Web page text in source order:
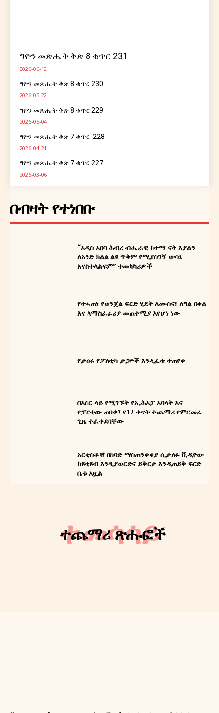
ግዮን መጽሔት ቅጽ 8 ቁጥር 231
2026-06-12
ግዮን መጽሔት ቅጽ 8 ቁጥር 230
2026-05-22
ግዮን መጽሔት ቅጽ 8 ቁጥር 229
2026-05-04
ግዮን መጽሔት ቅጽ 7 ቁጥር 228
2026-04-21
ግዮን መጽሔት ቅጽ 7 ቁጥር 227
2026-03-06
በብዛት የተነበቡ
“አዲስ አበባ ሕብረ ብሔራዊ ከተማ ናት እያልን
ለአንድ ክልል ልዩ ጥቅም የሚያስገኝ ውሳኔ
አናስተላልፍም” ተመካካሪዎች
የተፋጠነ የወንጀል ፍርድ ሂደት ለሙስና፣ ለግል በቀል
እና ለማስፈራሪያ መጠቀሚያ እየሆነ ነው
የታሰሩ የፖለቲካ ታጋዮች እንዲፈቱ ተጠየቀ
በእስር ላይ የሚገኙት የኢሕአፓ አባላት እና
የፓርቲው ጠበቃ፤ የ12 ቀናት ተጨማሪ የምርመራ
ጊዜ ተፈቀደባቸው
አርቲስቶቹ በከባድ ማስጠንቀቂያ ሲታለፉ ቪዲዮው
ከዩቲዩብ እንዲያወርድና ይቅርታ እንዲጠይቅ ፍርድ
ቤቱ አዟል
ተጨማሪ ጽሑፎች
ተመሳሳይ